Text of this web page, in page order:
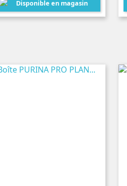
Disponible en magasin